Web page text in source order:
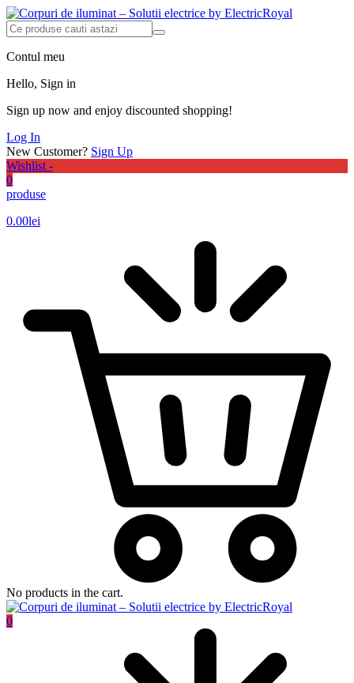
Contul meu
Hello, Sign in
Sign up now and enjoy discounted shopping!
Log In
New Customer? Sign Up
Wishlist -
0
produse
0.00lei
No products in the cart.
0